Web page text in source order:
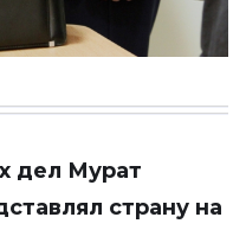
дел Мурат
страну на